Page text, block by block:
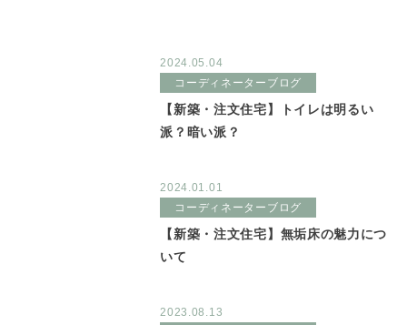
2024.05.04
コーディネーターブログ
【新築・注文住宅】トイレは明るい
派？暗い派？
2024.01.01
コーディネーターブログ
【新築・注文住宅】無垢床の魅力につ
いて
2023.08.13